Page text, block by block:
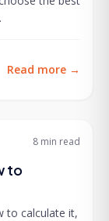
Read more →
8 min read
to
to calculate it,